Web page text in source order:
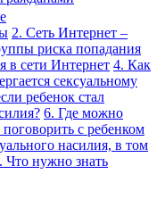
2. Сеть Интернет –
риска попадания
в сети Интернет 4. Как
сексуальному
ребенок стал
6. Где можно
с ребенком
насилия, в том
Что нужно знать